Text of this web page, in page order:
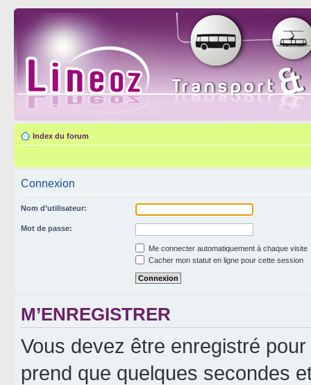
Index du forum
Connexion
Nom d’utilisateur:
Mot de passe:
Me connecter automatiquement à chaque visite
Cacher mon statut en ligne pour cette session
M’ENREGISTRER
Vous devez être enregistré
prend que quelques secondes